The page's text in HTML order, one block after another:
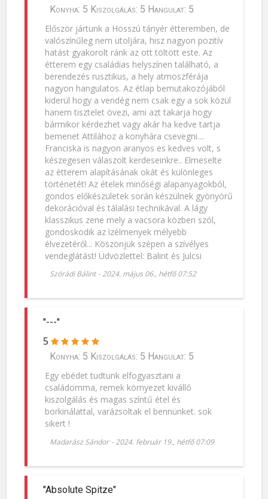
Konyha: 5 Kiszolgálás: 5 Hangulat: 5
Először jártunk a Hosszú tányér étteremben, de
valószínűleg nem utoljára, hisz nagyon pozitív
hatást gyakorolt ránk az ott töltött este. Az
étterem egy családias helyszínen található, a
berendezés rusztikus, a hely atmoszférája
nagyon hangulatos. Az étlap bemutakozójából
kiderül hogy a vendég nem csak egy a sok közül
hanem tisztelet övezi, ami azt takarja hogy
bármikor kérdezhet vagy akár ha kedve tartja
bemenet Attilához a konyhára csevegni....
Franciska is nagyon aranyos es kedves volt, s
készegesen válaszolt kerdeseinkre.. Elmeselte
az étterem alapításának okát és különleges
történetét! Az ételek minőségi alapanyagokból,
gondos előkészületek során készülnek gyönyörű
dekorációval és tálalási technikával. A lágy
klasszikus zene mely a vacsora közben szól,
gondoskodik az ìzélmenyek mélyebb
élvezetéről... Köszönjük szépen a szívélyes
vendeglátást! Üdvözlettel: Balint és Julcsi
Szórádi Bálint -2024. május 06., hétfő 07:52
"---"
5
Konyha: 5 Kiszolgálás: 5 Hangulat: 5
Egy ebédet tudtunk elfogyasztani a
családomma, remek környezet kiválló
kiszolgálás és magas színtű étel és
borkinálattal, varázsoltak el bennünket. sok
sikert !
Madarász Sándor -2024. február 19., hétfő 07:09
"Absolute Spitze"